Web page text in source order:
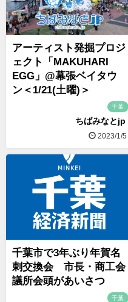
アーティスト発掘プロジ
ェクト「MAKUHARI
EGG」@幕張ベイタウ
ン＜1/21(土曜)＞
千葉
ちばみなとjp
2023/1/5
千葉市で3年ぶり年賀名
刺交換会 市長・商工会
議所会頭があいさつ
千葉